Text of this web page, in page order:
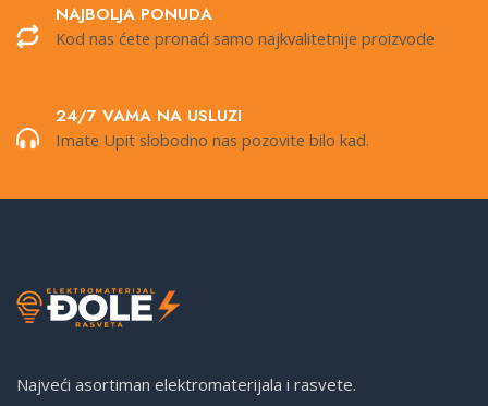
NAJBOLJA PONUDA
Kod nas ćete pronaći samo najkvalitetnije proizvode
24/7 VAMA NA USLUZI
Imate Upit slobodno nas pozovite bilo kad.
Najveći asortiman elektromaterijala i rasvete.